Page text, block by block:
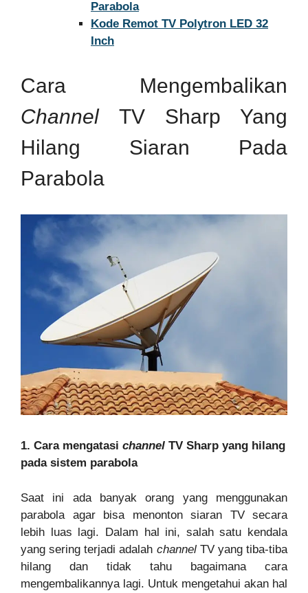
Parabola
Kode Remot TV Polytron LED 32
Inch
Cara Mengembalikan
Channel TV Sharp Yang
Hilang Siaran Pada
Parabola
1. Cara mengatasi channel TV Sharp yang hilang
pada sistem parabola
Saat ini ada banyak orang yang menggunakan
parabola agar bisa menonton siaran TV secara
lebih luas lagi. Dalam hal ini, salah satu kendala
yang sering terjadi adalah channel TV yang tiba-tiba
hilang dan tidak tahu bagaimana cara
mengembalikannya lagi. Untuk mengetahui akan hal